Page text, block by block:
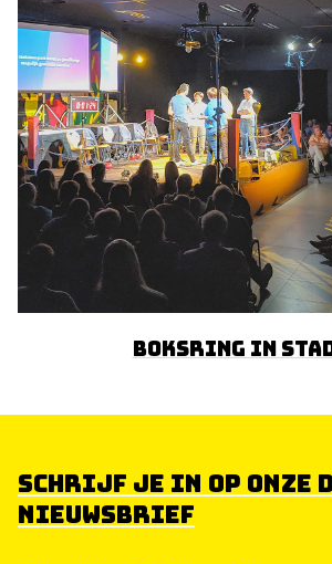
Boksring in
SCHRIJF JE IN OP ONZE
NIEUWSBRIEF